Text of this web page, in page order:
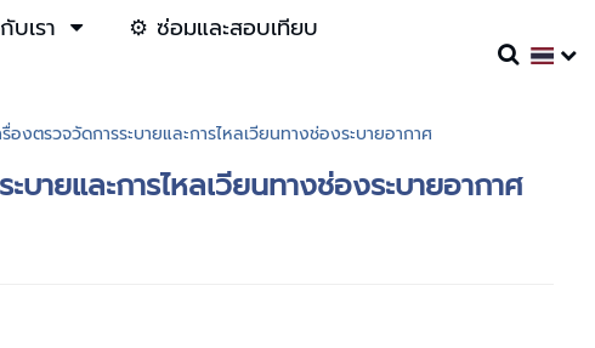
บเรา
⚙️ ซ่อมและสอบเทียบ
ตรวจวัดการระบายและการไหลเวียนทางช่องระบายอากาศ
ยและการไหลเวียนทางช่องระบายอากาศ